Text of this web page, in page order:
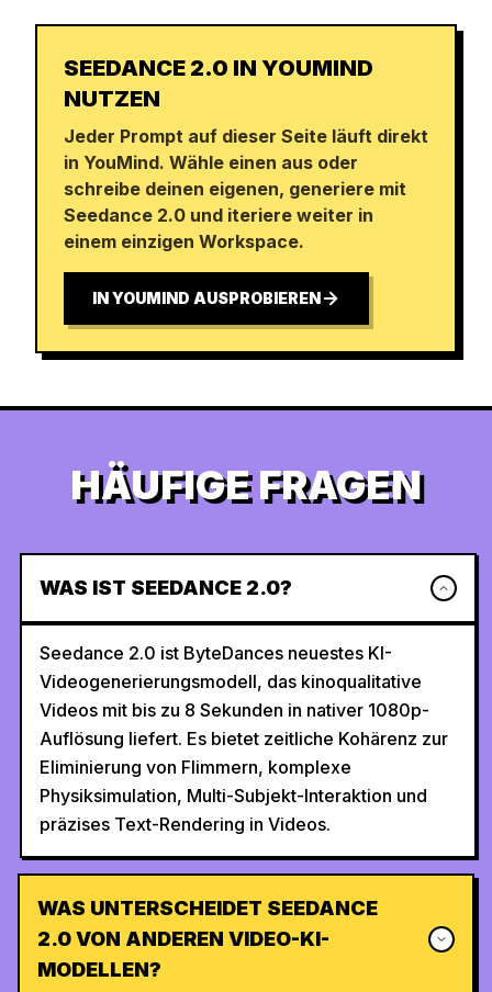
SEEDANCE 2.0 IN YOUMIND
NUTZEN
Jeder Prompt auf dieser Seite läuft direkt
in YouMind. Wähle einen aus oder
schreibe deinen eigenen, generiere mit
Seedance 2.0 und iteriere weiter in
einem einzigen Workspace.
IN YOUMIND AUSPROBIEREN
HÄUFIGE FRAGEN
WAS IST SEEDANCE 2.0?
Seedance 2.0 ist ByteDances neuestes KI-
Videogenerierungsmodell, das kinoqualitative
Videos mit bis zu 8 Sekunden in nativer 1080p-
Auflösung liefert. Es bietet zeitliche Kohärenz zur
Eliminierung von Flimmern, komplexe
Physiksimulation, Multi-Subjekt-Interaktion und
präzises Text-Rendering in Videos.
WAS UNTERSCHEIDET SEEDANCE
2.0 VON ANDEREN VIDEO-KI-
MODELLEN?